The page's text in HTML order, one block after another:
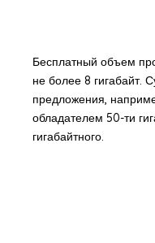
Бесплатный объем
не более 8 гигабайт.
предложения,
обладателем 50-ти
гигабайтного.